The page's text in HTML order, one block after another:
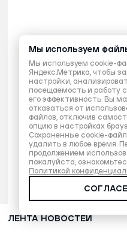
ЛЕНТА НОВОСТЕЙ
Мы используем
Мы используем cookie-
Яндекс.Метрика, чтобы
настройки,
посещаемость и работу
его эффективность. Вы
отказаться от
файлов, отключив
опцию в настройках
Сохраненные cookie-
удалить в любое время.
продолжением
пожалуйста,
Политикой